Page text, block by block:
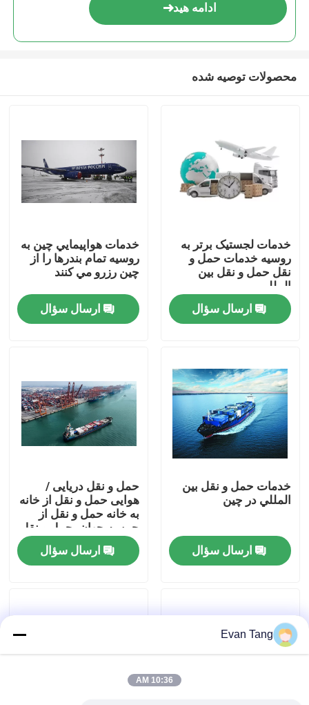
خونه
ویدیو
درباره ما
تور کارخانه
با ما تماس بگیرید
خدمات حمل و نقل بین المللی
ادامه هید
محصولات توصیه شده
خدمات لجستیک برتر به
روسیه خدمات حمل و
نقل حمل و نقل بین
المللی
ارسال سؤال
خدمات هواپيمايي چين به
روسيه تمام بندرها را از
چين رزرو مي کنند
ارسال سؤال
خدمات حمل و نقل بين
المللي در چين
ارسال سؤال
حمل و نقل دریایی /
هوایی حمل و نقل از خانه
به خانه حمل و نقل از
چین به جهان، حمل و نقل
بین المللی، خدمات
تحویل محموله از خانه به
خانه
ارسال سؤال
Evan Tang
10:36 AM